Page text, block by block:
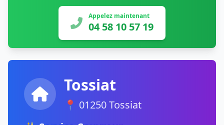
Appelez maintenant
04 58 10 57 19
Tossiat
📍 01250 Tossiat